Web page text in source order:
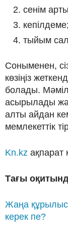
сенім
кепілдеме;
тыйым
Соныменен,
көзіңіз
болады.
асырылады
алты айдан
мемлекеттік
Kn.kz ақпарат
Тағы
Жаңа
керек пе?